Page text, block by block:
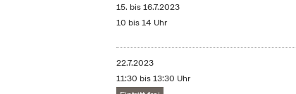
15. bis16.7.2023
10 bis 14 Uhr
22.7.2023
11:30 bis 13:30 Uhr